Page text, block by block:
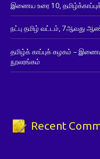
இணைய உரை 10,
நட்பு தமிழ் வட்டம், 7ஆவது
தமிழ்க் காப்புக் கழகம் –
நூலரங்கம்
Recent